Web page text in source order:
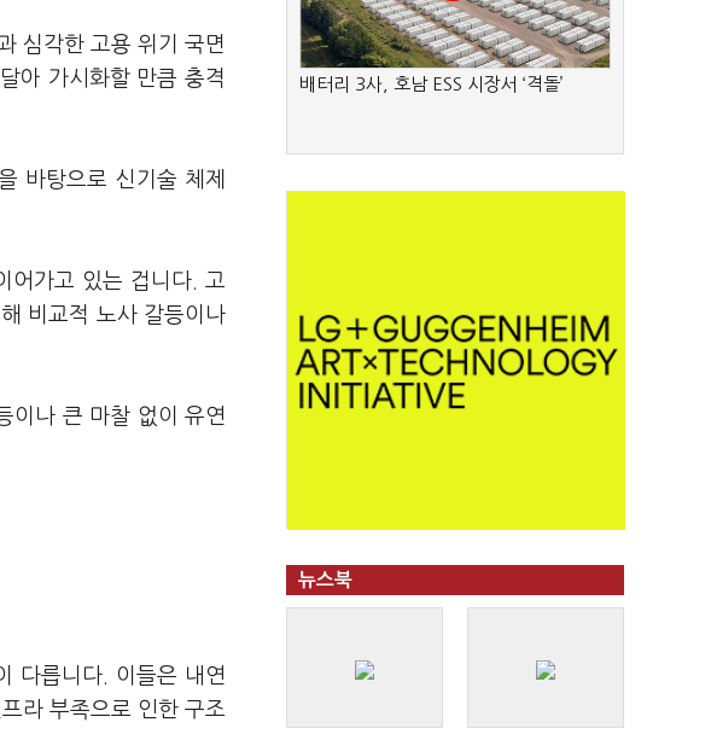
심각한 고용 위기 국면
아 가시화할 만큼 충격
바탕으로 신기술 체제
어가고 있는 겁니다. 고
비교적 노사 갈등이나
이나 큰 마찰 없이 유연
다릅니다. 이들은 내연
라 부족으로 인한 구조
배터리 3사, 호남 ESS 시장서 ‘격돌’
뉴스북